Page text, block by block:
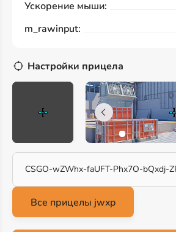
Ускорение мыши:
m_rawinput:
Настройки прицела
CSGO-wZWhx-faUFT-Phx7O-bQxdj-